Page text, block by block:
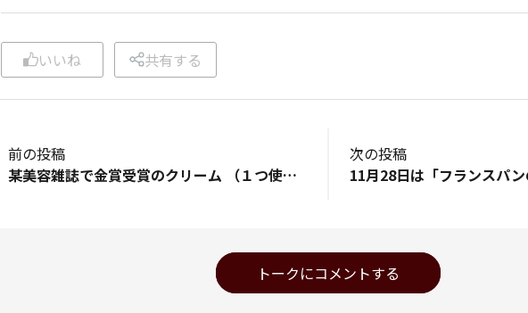
いいね 共有する
前の投稿
某美容雑誌で金賞受賞のクリーム （１つ使い終わる頃には、ひとまわり小顔） の記事に惹かれて、早速ポチッ 今日から始めた小顔マッサージ😊 小顔小顔、と念じてリフトアップ・・ このクリームが無くなる頃には、小顔の私が🤣
次の投稿
トークにコメントする